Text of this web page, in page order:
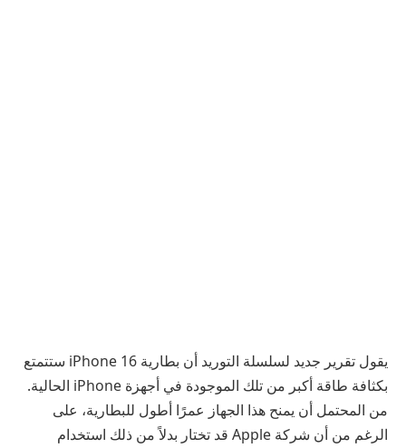
يقول تقرير جديد لسلسلة التوريد أن بطارية iPhone 16 ستتمتع
بكثافة طاقة أكبر من تلك الموجودة في أجهزة iPhone الحالية.
من المحتمل أن يمنح هذا الجهاز عمرًا أطول للبطارية، على
الرغم من أن شركة Apple قد تختار بدلاً من ذلك استخدام